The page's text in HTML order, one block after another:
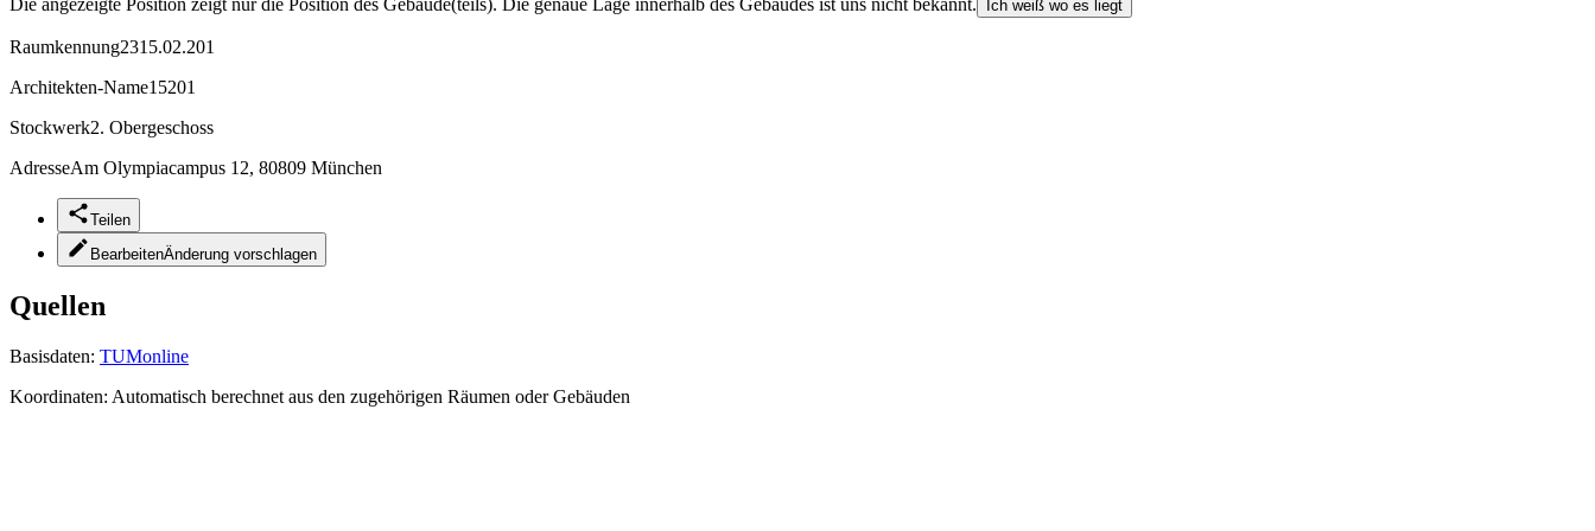
Ich weiß wo es liegt
Raumkennung2315.02.201
Architekten-Name15201
Stockwerk2. Obergeschoss
AdresseAm Olympiacampus 12, 80809 München
Teilen
BearbeitenÄnderung vorschlagen
Quellen
Basisdaten: TUMonline
Koordinaten: Automatisch berechnet aus den zugehörigen Räumen oder Gebäuden